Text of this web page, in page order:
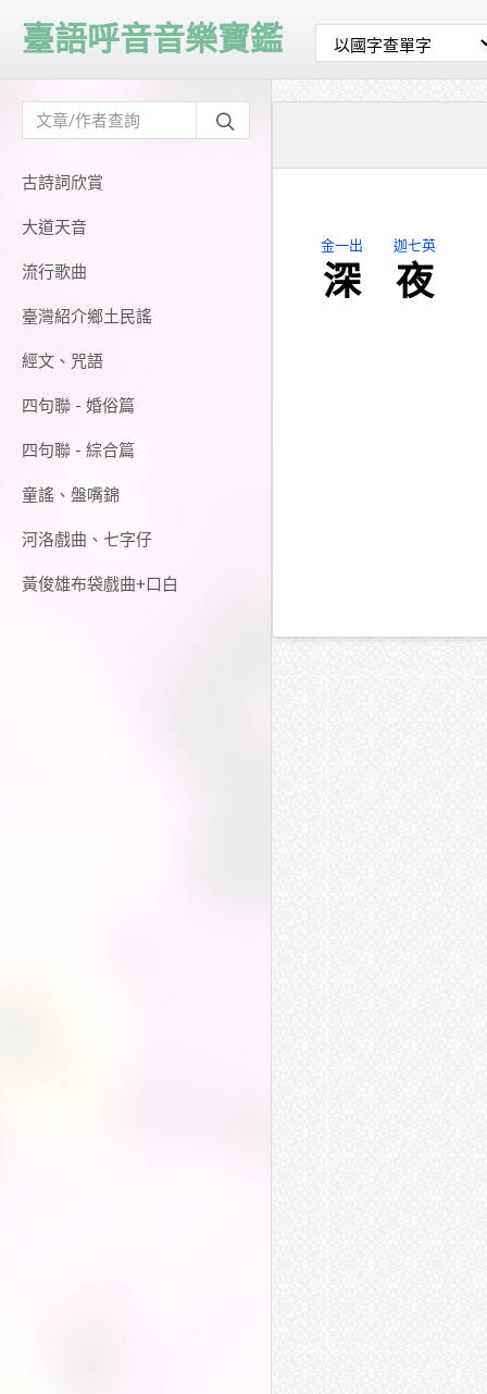
古詩詞欣賞
大道天音
流行歌曲
臺灣紹介鄉土民謠
經文、咒語
四句聯 - 婚俗篇
四句聯 - 綜合篇
童謠、盤嘴錦
河洛戲曲、七字仔
黃俊雄布袋戲曲+口白
臺語呼音音樂寶鑑
金一出
深
迦七英
夜